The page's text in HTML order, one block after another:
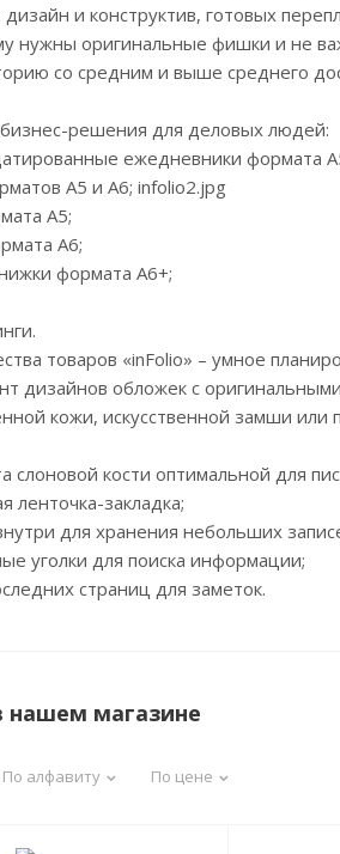
дизайн и конструктив, готовых
нужны оригинальные фишки и не
со средним и выше среднего
бизнес-решения для деловых людей:
ежедневники формата
А5 и А6; infolio2.jpg
А5;
А6;
формата А6+;
товаров «inFolio» – умное
дизайнов обложек с
кожи, искусственной замши или
слоновой кости оптимальной для
ленточка-закладка;
для хранения небольших
уголки для поиска информации;
страниц для заметок.
нашем магазине
По алфавиту По цене